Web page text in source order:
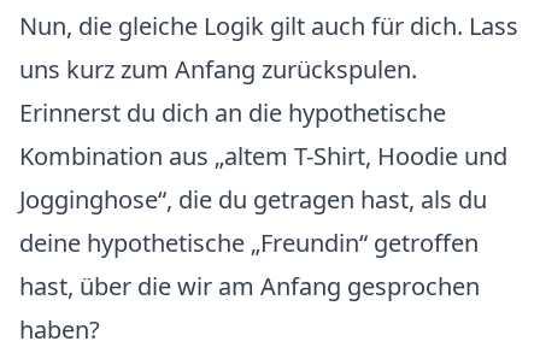
Nun, die gleiche Logik gilt auch für dich. Lass
uns kurz zum Anfang zurückspulen.
Erinnerst du dich an die hypothetische
Kombination aus „altem T-Shirt, Hoodie und
Jogginghose“, die du getragen hast, als du
deine hypothetische „Freundin“ getroffen
hast, über die wir am Anfang gesprochen
haben?